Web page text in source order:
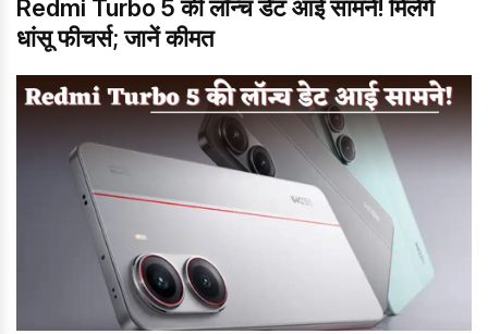
Redmi Turbo 5 की लॉन्च डेट आई सामने! मिलेंगे
धांसू फीचर्स; जानें कीमत